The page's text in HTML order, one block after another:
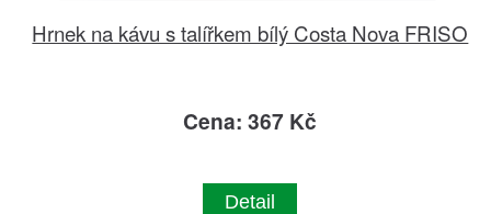
Hrnek na kávu s talířkem bílý Costa Nova FRISO
Cena: 367 Kč
Detail